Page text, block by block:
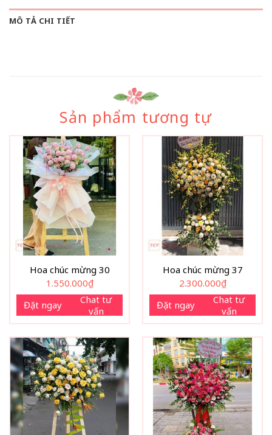
MÔ TẢ CHI TIẾT
Sản phẩm tương tự
Hoa chúc mừng 30
1.550.000₫
Đặt ngay
Chat tư
vấn
Hoa chúc mừng 37
2.300.000₫
Đặt ngay
Chat tư
vấn